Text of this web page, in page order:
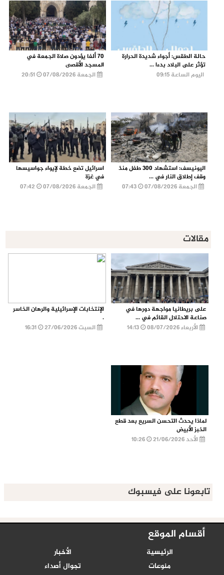
حالة الطقس: أجواء شديدة الحرارة
تؤثر على البلاد بدءا ...
اليوم الساعة 09:15
70 ألفا يؤدون صلاة الجمعة في
المسجد الأقصى
الجمعة 07/08/2026
20:51
اليونيسف: استشهاد 300 طفل منذ
وقف إطلاق النار في ...
الجمعة 07/08/2026
اسرائيل تضع خطة لإيواء جواسيسها
في غزة
الجمعة 07/08/2026
مقالات
على بريطانيا مواجهة دورها في
صناعة الاحتلال القائم في ...
الأربعاء 08/07/2026
الإنتخابات الإسرائيلية والرهان الخاسر
.
السبت 27/06/2026
16:31
لماذا يحدث التحسن السريع بعد قطع
الخبز الأبيض
الأحد 21/06/2026
تابعونا على فيسبوك
أقسام الموقع
الرئيسية
الأخبار
منوعات
تجوال أصداء